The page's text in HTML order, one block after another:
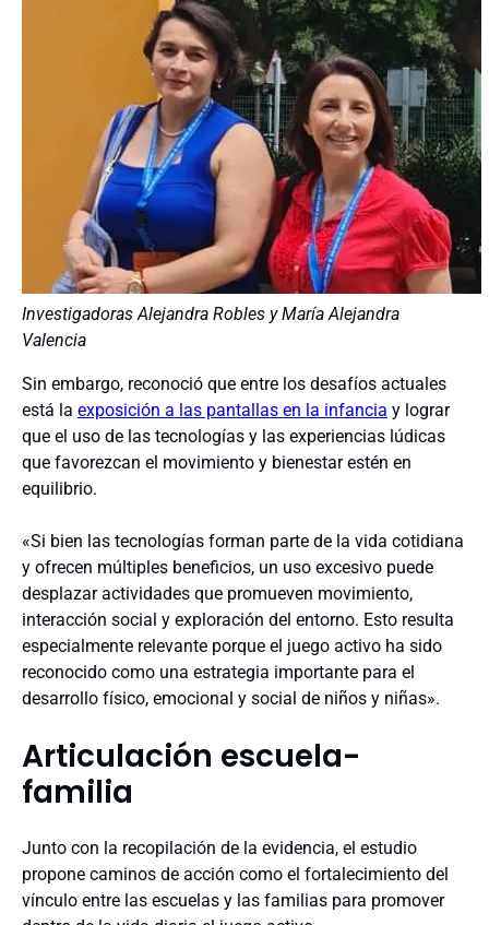
Investigadoras Alejandra Robles y María Alejandra
Valencia
Sin embargo, reconoció que entre los desafíos actuales
está la exposición a las pantallas en la infancia y lograr
que el uso de las tecnologías y las experiencias lúdicas
que favorezcan el movimiento y bienestar estén en
equilibrio.
«Si bien las tecnologías forman parte de la vida cotidiana
y ofrecen múltiples beneficios, un uso excesivo puede
desplazar actividades que promueven movimiento,
interacción social y exploración del entorno. Esto resulta
especialmente relevante porque el juego activo ha sido
reconocido como una estrategia importante para el
desarrollo físico, emocional y social de niños y niñas».
Articulación escuela-
familia
Junto con la recopilación de la evidencia, el estudio
propone caminos de acción como el fortalecimiento del
vínculo entre las escuelas y las familias para promover